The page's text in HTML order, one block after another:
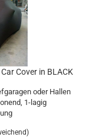
Cover in BLACK
oder Hallen
1-lagig